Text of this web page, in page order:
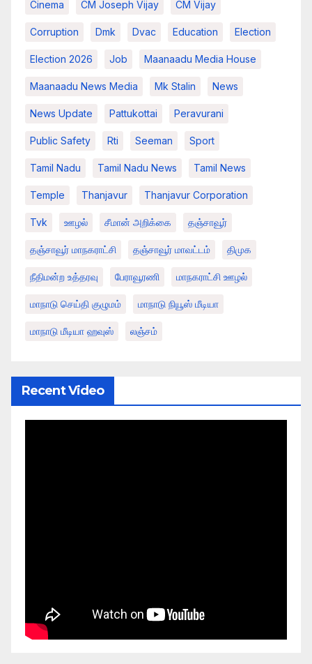
Cinema CM Joseph Vijay CM Vijay
Corruption Dmk Dvac Education Election
Election 2026 Job Maanaadu Media House
Maanaadu News Media Mk Stalin News
News Update Pattukottai Peravurani
Public Safety Rti Seeman Sport
Tamil Nadu Tamil Nadu News Tamil News
Temple Thanjavur Thanjavur Corporation
Tvk ஊழல் சீமான் அறிக்கை தஞ்சாவூர்
தஞ்சாவூர் மாநகராட்சி தஞ்சாவூர் மாவட்டம் திமுக
நீதிமன்ற உத்தரவு பேராவூரணி மாநகராட்சி ஊழல்
மாநாடு செய்தி குழுமம் மாநாடு நியூஸ் மீடியா
மாநாடு மீடியா ஹவுஸ் லஞ்சம்
Recent Video